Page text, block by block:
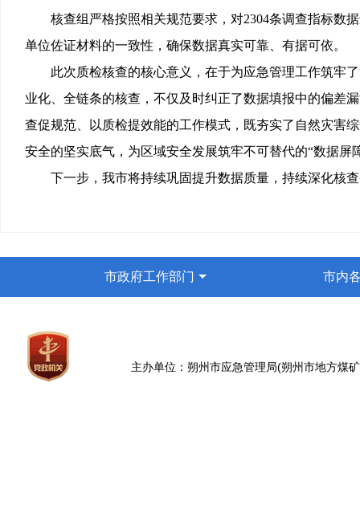
核查组严格按照相关规范要求，对2304条调查指标数
单位佐证材料的一致性，确保数据真实可靠、有据可依。
此次质检核查的核心意义，在于为应急管理工作筑牢了
业化、全链条的核查，不仅及时纠正了数据填报中的偏差
查促规范、以质检提效能的工作模式，既夯实了自然灾害
安全的坚实底气，为区域安全发展筑牢不可替代的“数据屏
下一步， 我市将持续巩固提升数据质量 ，持续深化核
市政府工作部门 市内
主办单位：朔州市应急管理局(朔州市地方